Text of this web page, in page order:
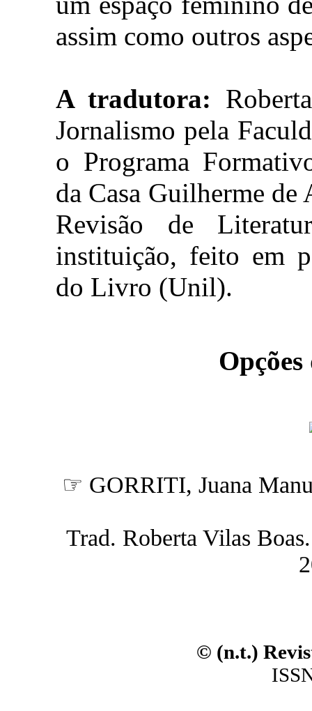
assim como outros
A tradutora:
Jornalismo pela
o Programa
da Casa Guilherme
Revisão de
instituição, feito em
do Livro (Unil).
☞ GORRITI, Juana
Trad. Roberta Vilas
© (n.t.)